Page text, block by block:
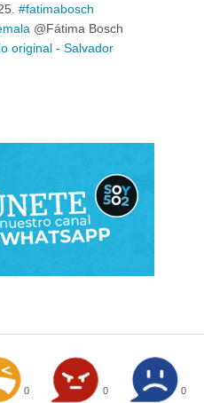
#fatimabosch
@Fátima Bosch
original - Salvador
0 0 0